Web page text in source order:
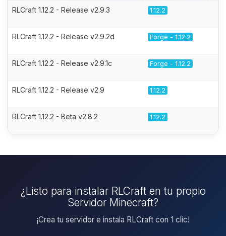
RLCraft 1.12.2 - Release v2.9.3 1.12.2
RLCraft 1.12.2 - Release v2.9.2d Forge - 1.12.2
RLCraft 1.12.2 - Release v2.9.1c Forge - 1.12.2
RLCraft 1.12.2 - Release v2.9 1.12.2
RLCraft 1.12.2 - Beta v2.8.2 1.12.2
¿Listo para instalar RLCraft en tu propio
Servidor Minecraft?
¡Crea tu servidor e instala RLCraft con 1 clic!